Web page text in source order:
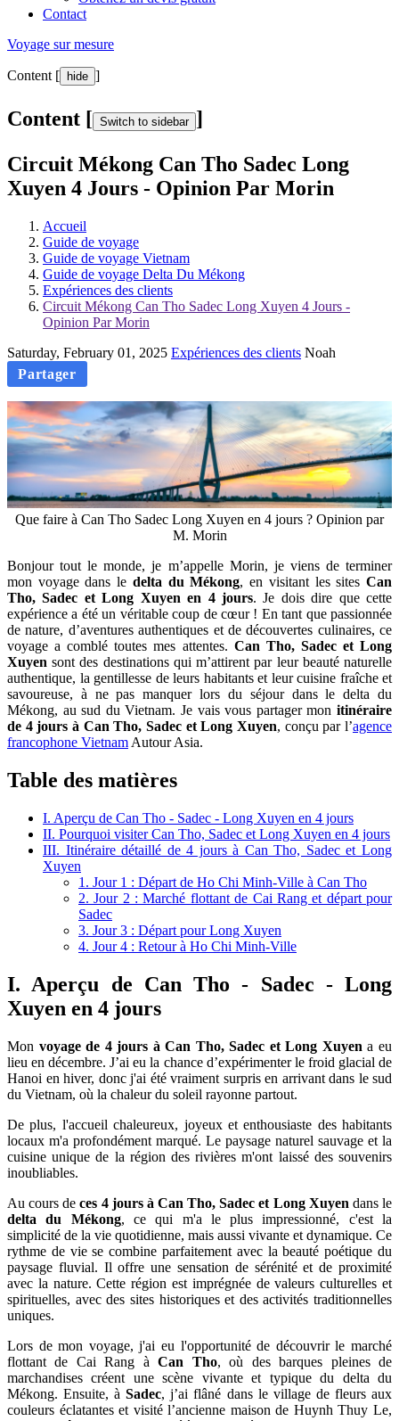
Contact
Voyage sur mesure
Content [ hide ]
Content [ Switch to sidebar ]
Circuit Mékong Can Tho Sadec Long
Xuyen 4 Jours - Opinion Par Morin
Accueil
Guide de voyage
Guide de voyage Vietnam
Guide de voyage Delta Du Mékong
Expériences des clients
Circuit Mékong Can Tho Sadec Long Xuyen 4 Jours -
Opinion Par Morin
Saturday, February 01, 2025 Expériences des clients Noah
Partager
Que faire à Can Tho Sadec Long Xuyen en 4 jours ? Opinion par
M. Morin
Bonjour tout le monde, je m’appelle Morin, je viens de terminer
mon voyage dans le delta du Mékong, en visitant les sitesCan
Tho, Sadec et Long Xuyen en 4 jours. Je dois dire que cette
expérience a été un véritable coup de cœur ! En tant que passionnée
de nature, d’aventures authentiques et de découvertes culinaires, ce
voyage a comblé toutes mes attentes. Can Tho, Sadec et Long
Xuyen sont des destinations qui m’attirent par leur beauté naturelle
authentique, la gentillesse de leurs habitants et leur cuisine fraîche et
savoureuse, à ne pas manquer lors du séjour dans le delta du
Mékong, au sud du Vietnam. Je vais vous partager mon itinéraire
de 4 jours à Can Tho, Sadec et Long Xuyen, conçu par l’agence
francophone Vietnam Autour Asia.
Table des matières
I. Aperçu de Can Tho - Sadec - Long Xuyen en 4 jours
II. Pourquoi visiter Can Tho, Sadec et Long Xuyen en 4 jours
III. Itinéraire détaillé de 4 jours à Can Tho, Sadec et Long
Xuyen
1. Jour 1 : Départ de Ho Chi Minh-Ville à Can Tho
2. Jour 2 : Marché flottant de Cai Rang et départ pour
Sadec
3. Jour 3 : Départ pour Long Xuyen
4. Jour 4 : Retour à Ho Chi Minh-Ville
I. Aperçu de Can Tho - Sadec - Long
Xuyen en 4 jours
Mon voyage de 4 jours à Can Tho, Sadec et Long Xuyen a eu
lieu en décembre. J’ai eu la chance d’expérimenter le froid glacial de
Hanoi en hiver, donc j'ai été vraiment surpris en arrivant dans le sud
du Vietnam, où la chaleur du soleil rayonne partout.
De plus, l'accueil chaleureux, joyeux et enthousiaste des habitants
locaux m'a profondément marqué. Le paysage naturel sauvage et la
cuisine unique de la région des rivières m'ont laissé des souvenirs
inoubliables.
Au cours deces 4 jours à Can Tho, Sadec et Long Xuyen dans le
delta du Mékong, ce qui m'a le plus impressionné, c'est la
simplicité de la vie quotidienne, mais aussi vivante et dynamique. Ce
rythme de vie se combine parfaitement avec la beauté poétique du
paysage fluvial. Il offre une sensation de sérénité et de proximité
avec la nature. Cette région est imprégnée de valeurs culturelles et
spirituelles, avec des sites historiques et des activités traditionnelles
uniques.
Lors de mon voyage, j'ai eu l'opportunité de découvrir le marché
flottant de Cai Rang àCan Tho, où des barques pleines de
marchandises créent une scène vivante et typique du delta du
Mékong. Ensuite, àSadec, j’ai flâné dans le village de fleurs aux
couleurs éclatantes et visité l’ancienne maison de Huynh Thuy Le,